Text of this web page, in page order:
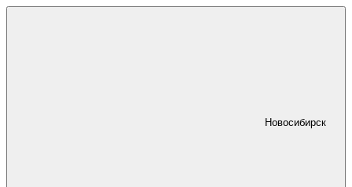
Новосибирск